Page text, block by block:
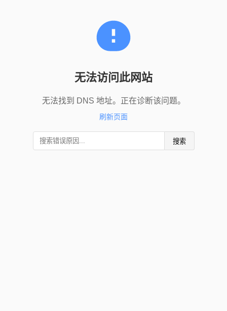
无法访问此网站
无法找到 DNS 地址。正在诊断该问题。
刷新页面
搜索